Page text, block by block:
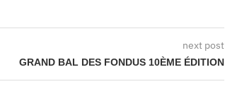
next post
GRAND BAL DES FONDUS 10ÈME ÉDITION